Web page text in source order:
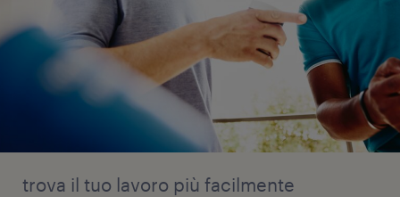
trova il tuo lavoro più facilmente